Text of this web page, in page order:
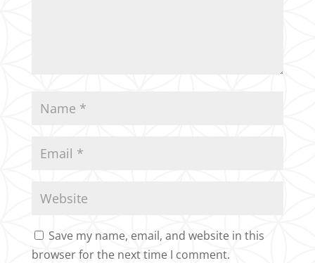
Save my name, email, and website in this
browser for the next time I comment.